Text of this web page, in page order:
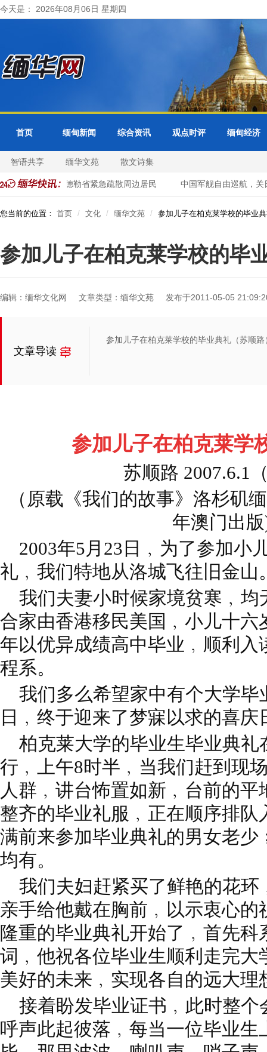
今天是： 2026年08月06日 星期四
首页 缅甸新闻 综合资讯 观点时评 缅甸经济
智语共享 缅华文苑 散文诗集
超警戒水位 曼德勒省紧急疏散周边居民 中国军舰自由巡航，关日
您当前的位置： 首页 文化 缅华文苑 参加儿子在柏克莱学校的毕业
参加儿子在柏克莱学校的毕
编辑：缅华文化网 文章类型：缅华文苑 发布于2011-05-05
文章导读
参加儿子在柏克莱学校的毕业典礼（苏顺路
参加儿子在柏克莱学
苏顺路 2007.6.1
（原载《我们的故事》洛杉矶
年澳门出
2003年5月23日﹐为了参加小
礼﹐我们特地从洛城飞往旧金山
我们夫妻小时候家境贫寒﹐均
合家由香港移民美国﹐小儿十六
年以优异成绩高中毕业﹐顺利入
程系。
我们多么希望家中有个大学毕
日﹐终于迎来了梦寐以求的喜庆
柏克莱大学的毕业生毕业典礼
行﹐上午8时半﹐当我们赶到现
人群﹐讲台怖置如新﹐台前的
整齐的毕业礼服﹐正在顺序排
满前来参加毕业典礼的男女老少
均有。
我们夫妇赶紧买了鲜艳的花环
亲手给他戴在胸前﹐以示衷心的
隆重的毕业典礼开始了﹐首先
词﹐他祝各位毕业生顺利走完大
美好的未来﹐实现各自的远大理
接着盼发毕业证书﹐此时整个
呼声此起彼落﹐每当一位毕业生